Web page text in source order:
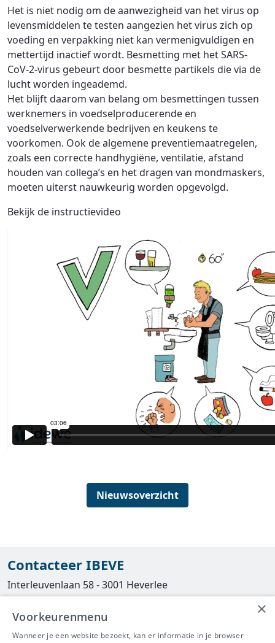
Het is niet nodig om de aanwezigheid van het virus op
levensmiddelen te testen aangezien het virus zich op
voeding en verpakking niet kan vermenigvuldigen en
mettertijd inactief wordt. Besmetting met het SARS-
CoV-2-virus gebeurt door besmette partikels die via de
lucht worden ingeademd.
Het blijft daarom van belang om besmettingen tussen
werknemers in voedselproducerende en
voedselverwerkende bedrijven en keukens te
voorkomen. Ook de algemene preventiemaatregelen,
zoals een correcte handhygiëne, ventilatie, afstand
houden van collega’s en het dragen van mondmaskers,
moeten uiterst nauwkeurig worden opgevolgd.
Bekijk de instructievideo
Nieuwsoverzicht
Contacteer IBEVE
Interleuvenlaan 58 - 3001 Heverlee
016/390490
info@ibeve.be
×
Voorkeurenmenu
Wanneer je een website bezoekt, kan er informatie in je browser